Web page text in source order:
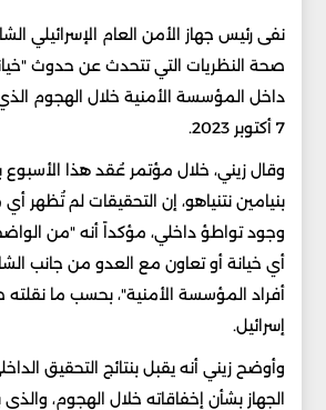
نفى رئيس جهاز الأمن العام الإسرائيلي
صحة النظريات التي تتحدث عن حدوث
داخل المؤسسة الأمنية خلال الهجوم
7 أكتوبر 2023.
وقال زيني، خلال مؤتمر عُقد هذا الأسبوع
بنيامين نتنياهو، إن التحقيقات لم تُظهر
وجود تواطؤ داخلي، مؤكداً أنه "من
أي خيانة أو تعاون مع العدو من جانب
أفراد المؤسسة الأمنية"، بحسب ما
إسرائيل.
وأوضح زيني أنه يقبل بنتائج التحقيق
الجهاز بشأن إخفاقاته خلال الهجوم،